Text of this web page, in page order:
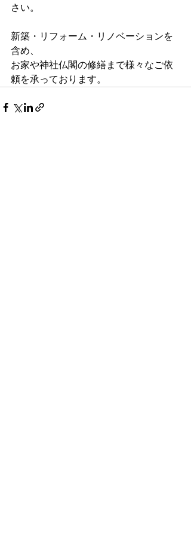
さい。
新築・リフォーム・リノベーションを
含め、
お家や神社仏閣の修繕まで様々なご依
頼を承っております。